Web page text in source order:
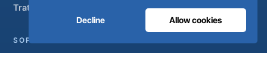
Decline Allow cookies
Tratamiento del aire
SOPORTE